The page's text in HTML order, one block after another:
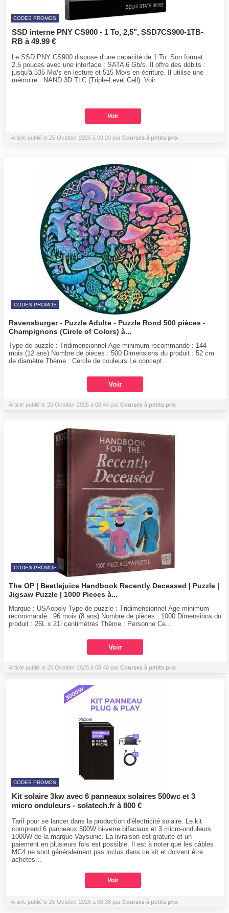
CODES PROMOS
SSD interne PNY CS900 - 1 To, 2,5", SSD7CS900-1TB-
RB à 49.99 €
Le SSD PNY CS900 dispose d'une capacité de 1 To. Son format :
2,5 pouces avec une interface : SATA 6 Gb/s. Il offre des débits :
jusqu'à 535 Mo/s en lecture et 515 Mo/s en écriture. Il utilise une
mémoire : NAND 3D TLC (Triple-Level Cell). Voir
Voir
Article publié le 25 October 2025 à 09:20 par Courses à petits prix
CODES PROMOS
Ravensburger - Puzzle Adulte - Puzzle Rond 500 pièces -
Champignons (Circle of Colors) à...
Type de puzzle : Tridimensionnel Âge minimum recommandé : 144
mois (12 ans) Nombre de pièces : 500 Dimensions du produit : 52 cm
de diamètre Thème : Cercle de couleurs Le concept...
Voir
Article publié le 25 October 2025 à 08:44 par Courses à petits prix
CODES PROMOS
The OP | Beetlejuice Handbook Recently Deceased | Puzzle |
Jigsaw Puzzle | 1000 Pieces à...
Marque : USAopoly Type de puzzle : Tridimensionnel Âge minimum
recommandé : 96 mois (8 ans) Nombre de pièces : 1000 Dimensions du
produit : 26L x 21l centimètres Thème : Personne Ce...
Voir
Article publié le 25 October 2025 à 08:40 par Courses à petits prix
CODES PROMOS
Kit solaire 3kw avec 6 panneaux solaires 500wc et 3
micro onduleurs - solatech.fr à 800 €
Tarif pour se lancer dans la production d'électricité solaire. Le kit
comprend 6 panneaux 500W bi-verre bifaciaux et 3 micro-onduleurs
1000W de la marque Vaysunic. La livraison est gratuite et un
paiement en plusieurs fois est possible. Il est à noter que les câbles
MC4 ne sont généralement pas inclus dans ce kit et doivent être
achetés...
Voir
Article publié le 25 October 2025 à 08:38 par Courses à petits prix